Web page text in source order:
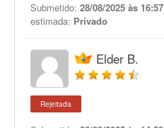
Submetido: 28/08/2025 às 16:57
estimada: Privado
Elder B.
Rejeitada